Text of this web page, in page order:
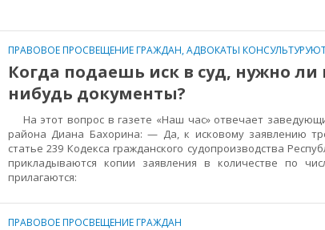
ПРАВОВОЕ ПРОСВЕЩЕНИЕ ГРАЖДАН,АДВОКАТЫ
Когда подаешь иск в суд, нужно
нибудь документы?
На этот вопрос в газете «Наш час» отвечает
района Диана Бахорина: — Да, к исковому заявлению
статье 239 Кодекса гражданского судопроизводства
прикладываются копии заявления в количестве по
прилагаются:
ПРАВОВОЕ ПРОСВЕЩЕНИЕ ГРАЖДАН